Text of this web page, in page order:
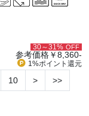
30～31% OFF
参考価格￥8,360-
1%ポイント 還元
10 > >>